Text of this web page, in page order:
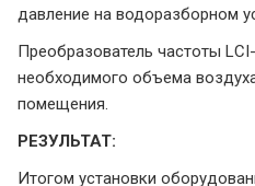
давление на водоразборном
Преобразователь частоты
необходимого объема
помещения.
РЕЗУЛЬТАТ:
Итогом установки